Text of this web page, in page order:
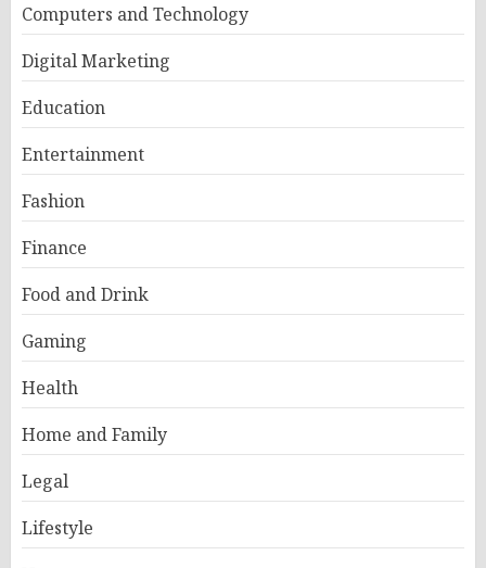
Computers and Technology
Digital Marketing
Education
Entertainment
Fashion
Finance
Food and Drink
Gaming
Health
Home and Family
Legal
Lifestyle